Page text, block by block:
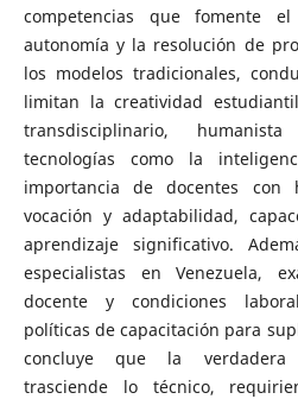
competencias que fomente
autonomía y la resolución de
los modelos tradicionales,
limitan la creatividad
transdisciplinario,
tecnologías como la
importancia de docentes con
vocación y adaptabilidad,
aprendizaje significativo.
especialistas en Venezuela,
docente y condiciones
políticas de capacitación para
concluye que la verdadera
trasciende lo técnico,